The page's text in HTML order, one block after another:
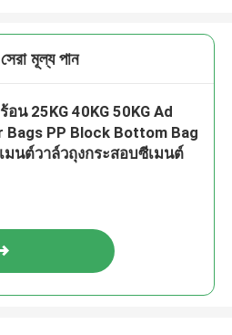
মূল্য পান
อน 25KG 40KG 50KG Ad
Bags PP Block Bottom Bag
มนต์วาล์วถุงกระสอบซีเมนต์